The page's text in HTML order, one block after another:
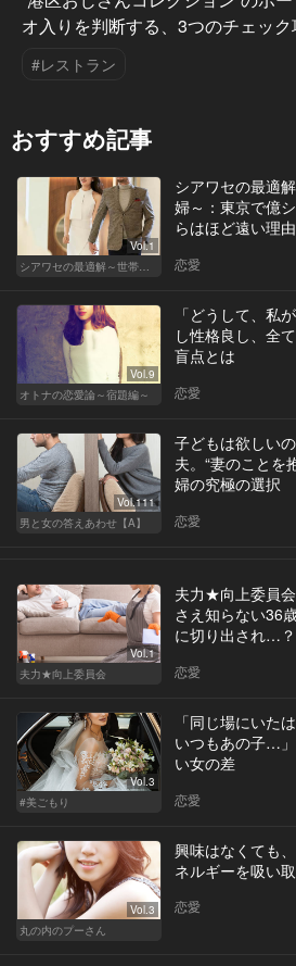
オ入りを判断する、3つのチェック
#レストラン
おすすめ記事
Vol.1
シアワセの最適解～世帯年収3,600万の夫婦～
シアワセの最適
婦～：東京で億
らはほど遠い理由
恋愛
Vol.9
オトナの恋愛論～宿題編～
「どうして、私
し性格良し、全
盲点とは
恋愛
Vol.111
男と女の答えあわせ【A】
子どもは欲しい
夫。“妻のことを
婦の究極の選択
恋愛
Vol.1
夫力★向上委員会
夫力★向上委員
さえ知らない36
に切り出され…？
恋愛
Vol.3
#美ごもり
「同じ場にいた
いつもあの子…
い女の差
恋愛
Vol.3
丸の内のプーさん
興味はなくても
ネルギーを吸い
恋愛